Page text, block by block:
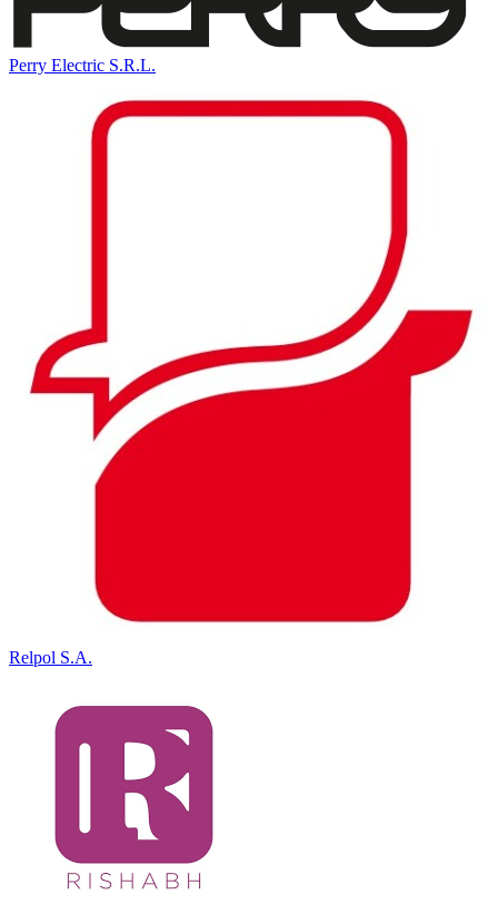
Perry Electric S.R.L.
Relpol S.A.